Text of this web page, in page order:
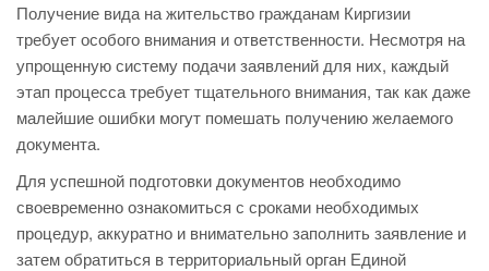
Получение вида на жительство гражданам Киргизии
требует особого внимания и ответственности. Несмотря на
упрощенную систему подачи заявлений для них, каждый
этап процесса требует тщательного внимания, так как даже
малейшие ошибки могут помешать получению желаемого
документа.
Для успешной подготовки документов необходимо
своевременно ознакомиться с сроками необходимых
процедур, аккуратно и внимательно заполнить заявление и
затем обратиться в территориальный орган Единой